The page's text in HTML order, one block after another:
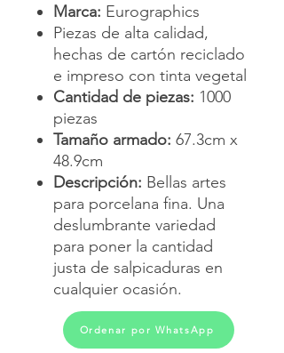
Marca: Eurographics
Piezas de alta calidad,
hechas de cartón reciclado
e impreso con tinta vegetal
Cantidad de piezas: 1000
piezas
Tamaño armado: 67.3cm x
48.9cm
Descripción: Bellas artes
para porcelana fina. Una
deslumbrante variedad
para poner la cantidad
justa de salpicaduras en
cualquier ocasión.
Ordenar por WhatsApp